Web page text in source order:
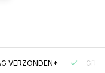
VERZONDEN*